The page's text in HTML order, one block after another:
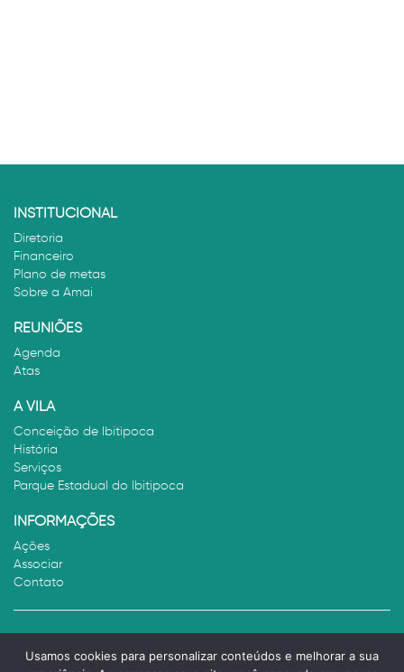
Usamos cookies para personalizar conteúdos e melhorar a sua
INSTITUCIONAL
Diretoria
Financeiro
Plano de metas
Sobre a Amai
REUNIÕES
Agenda
Atas
A VILA
Conceição de Ibitipoca
História
Serviços
Parque Estadual do Ibitipoca
INFORMAÇÕES
Ações
Associar
Contato
Desenvolvimento:UKB